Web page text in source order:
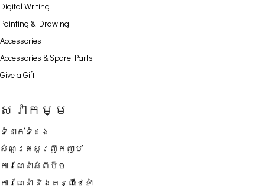
Digital Writing
Painting & Drawing
Accessories
Accessories & Spare Parts
Give a Gift
សេវាកម្ម
ទំនាក់ទំនង
សំណួរគេសួរញឹកញាប់
ការណែនាំអំពីប៊ិច
ការណែនាំ និងគន្លឹះថែទាំ